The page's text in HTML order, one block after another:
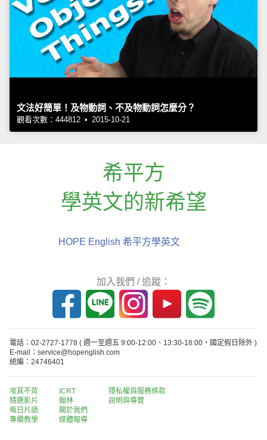
文法好簡單！及物動詞、不及物動詞怎麼分？
觀看次數：444812 • 2015-10-21
希平方
學英文的新希望
HOPE English 希平方學英文
加入我們 / 追蹤：
電話：02-2727-1778 ( 週一至週五 9:00-12:00、13:30-18:00，國定假日除外 )
E-mail：service@hopenglish.com
統編：24746401
攻其不背
精選影片
每日片語
專欄教學
ICRT
翰林
關於我們
媒體報導
隱私權與服務條款
說明與導覽